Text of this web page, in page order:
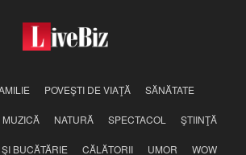
POVEŞTI DE VIAŢĂ SĂNĂTATE
MUZICĂ NATURĂ SPECTACOL ŞTIINŢĂ
BUCĂTĂRIE CĂLĂTORII UMOR WOW